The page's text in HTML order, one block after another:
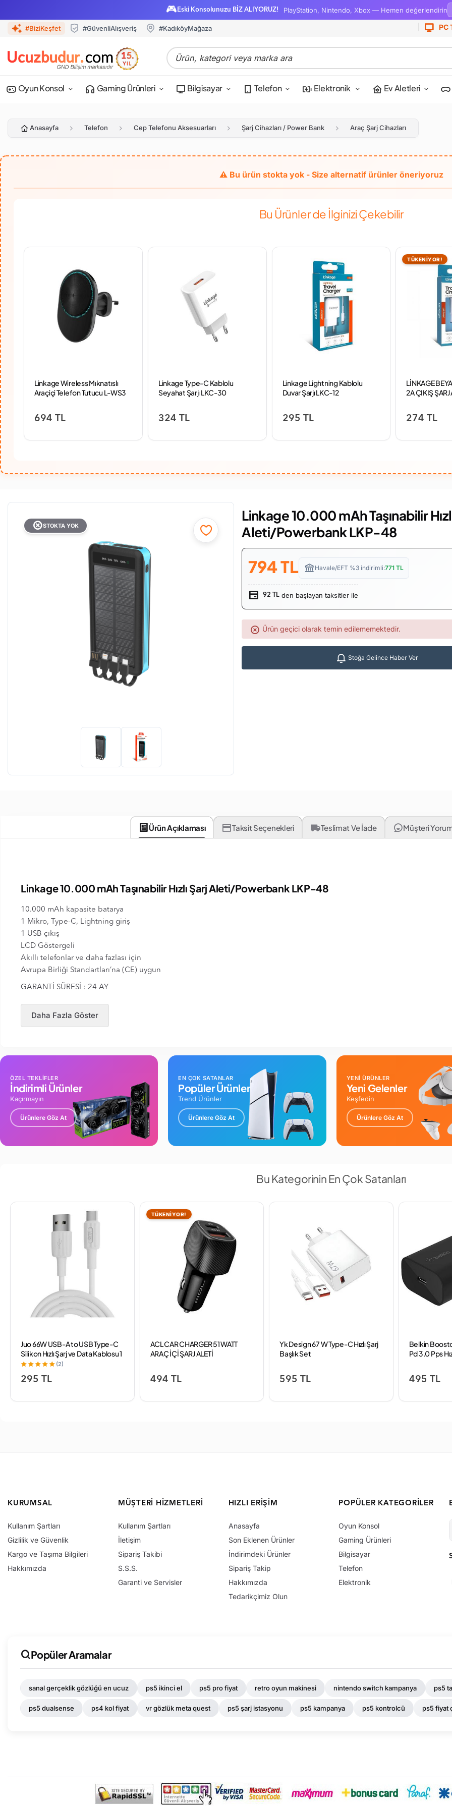
🎮 Eski Konsolunuzu BİZ ALIYORUZ! PlayStation, Nintendo, Xbox — Hemen değerlendirin
#BiziKeşfet #GüvenliAlışveriş #KadıköyMağaza PC
Oyun Konsol Gaming Ürünleri Bilgisayar Telefon Elektronik Ev Aletleri
Anasayfa Telefon Cep Telefonu Aksesuarları Şarj Cihazları / Power Bank Araç Şarj Cihazları
Bu Ürünler de İlginizi Çekebilir
Linkage Wireless Mıknatıslı
Araçiçi Telefon Tutucu L-WS3
694 TL
Linkage Type-C Kablolu
Seyahat Şarjı LKC-30
324 TL
Linkage Lightning Kablolu
Duvar Şarjı LKC-12
295 TL
TÜKENİYOR!
LİNKAGE
2A ÇIKIŞ
274 TL
STOKTA YOK
Linkage 10.000 mAh Taşınabilir
Aleti/Powerbank LKP-48
794TL Havale/EFT %3 indirimli:771 TL
92 TL den başlayan taksitler ile
Ürün geçici olarak temin edilememektedir.
Stoğa Gelince Haber Ver
Ürün Açıklaması Taksit Seçenekleri Teslimat Ve İade Müşteri
Linkage 10.000 mAh Taşınabilir Hızlı Şarj Aleti/Powerbank LKP-48
10.000 mAh kapasite batarya
1 Mikro, Type-C, Lightning giriş
1 USB çıkış
LCD Göstergeli
Akıllı telefonlar ve daha fazlası için
Avrupa Birliği Standartları’na (CE) uygun
GARANTİ SÜRESİ : 24 AY
Daha Fazla Göster
ÖZEL TEKLİFLER
İndirimli Ürünler
Kaçırmayın
Ürünlere Göz At
EN ÇOK SATANLAR
Popüler Ürünler
Trend Ürünler
Ürünlere Göz At
YENİ ÜRÜNLER
Yeni Gelenler
Keşfedin
Ürünlere Göz At
Bu Kategorinin En Çok Satanları
Juo 66W USB-A to USB Type-C
Silikon Hızlı Şarj ve Data Kablosu 1
Metre Beyaz
(2)
295 TL
TÜKENİYOR!
ACL CAR CHARGER 51 WATT
ARAÇ İÇİ ŞARJ ALETİ
494 TL
Yk Design 67 W Type-C Hızlı Şarj
Başlık Set
595 TL
Belkin
Pd 3.0 Pps
495 TL
KURUMSAL
Kullanım Şartları
Gizlilik ve Güvenlik
Kargo ve Taşıma Bilgileri
Hakkımızda
MÜŞTERI HIZMETLERI
Kullanım Şartları
İletişim
Sipariş Takibi
S.S.S.
Garanti ve Servisler
HIZLI ERIŞIM
Anasayfa
Son Eklenen Ürünler
İndirimdeki Ürünler
Sipariş Takip
Hakkımızda
Tedarikçimiz Olun
POPÜLER KATEGORILER
Oyun Konsol
Gaming Ürünleri
Bilgisayar
Telefon
Elektronik
Popüler Aramalar
sanal gerçeklik gözlüğü en ucuz ps5 ikinci el ps5 pro fiyat retro oyun makinesi nintendo switch kampanya ps5
ps5 dualsense ps4 kol fiyat vr gözlük meta quest ps5 şarj istasyonu ps5 kampanya ps5 kontrolcü ps5 fiyat